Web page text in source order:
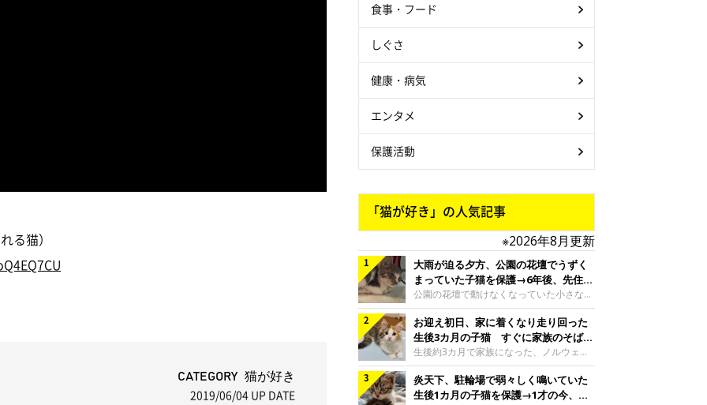
る猫）
CATEGORY 猫が好き
2019/06/04 UP DATE
食事・フード
しぐさ
健康・病気
エンタメ
保護活動
「猫が好き」の人気記事
※2026年8月更新
大雨が迫る夕方、公園の花壇でうずく
まっていた子猫を保護→6年後、先住猫
と“姉妹”のような関係に
公園の花壇で動けなくなっていた小さな子
猫。家族に迎えられてから6年、先住猫と
の間には深い絆が育まれていました。保護
当時のティダちゃん。
@muumuu62197189紹介するのは、
X（旧Twitter）ユーザー
@muumuu62197189さんの愛猫・ティダ
ちゃん（取材時6才）の成長記録です。こ
お迎え初日、家に着くなり走り回った
生後3カ月の子猫 すぐに家族のそばで
落ち着く姿に「迎えてよかった」
生後約3カ月で家族になった、ノルウェー
ジャンフォレストキャットの子猫。お迎え
翌日には、すでに家でくつろぐ様子を見せ
ていました。お迎え翌日、ベッドでうとう
炎天下、駐輪場で弱々しく鳴いていた
生後1カ月の子猫を保護→1才の今、筋